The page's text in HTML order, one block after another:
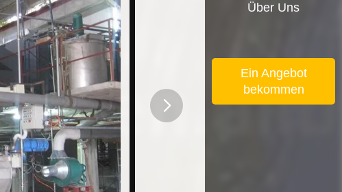
Über Uns
Ein Angebot
bekommen